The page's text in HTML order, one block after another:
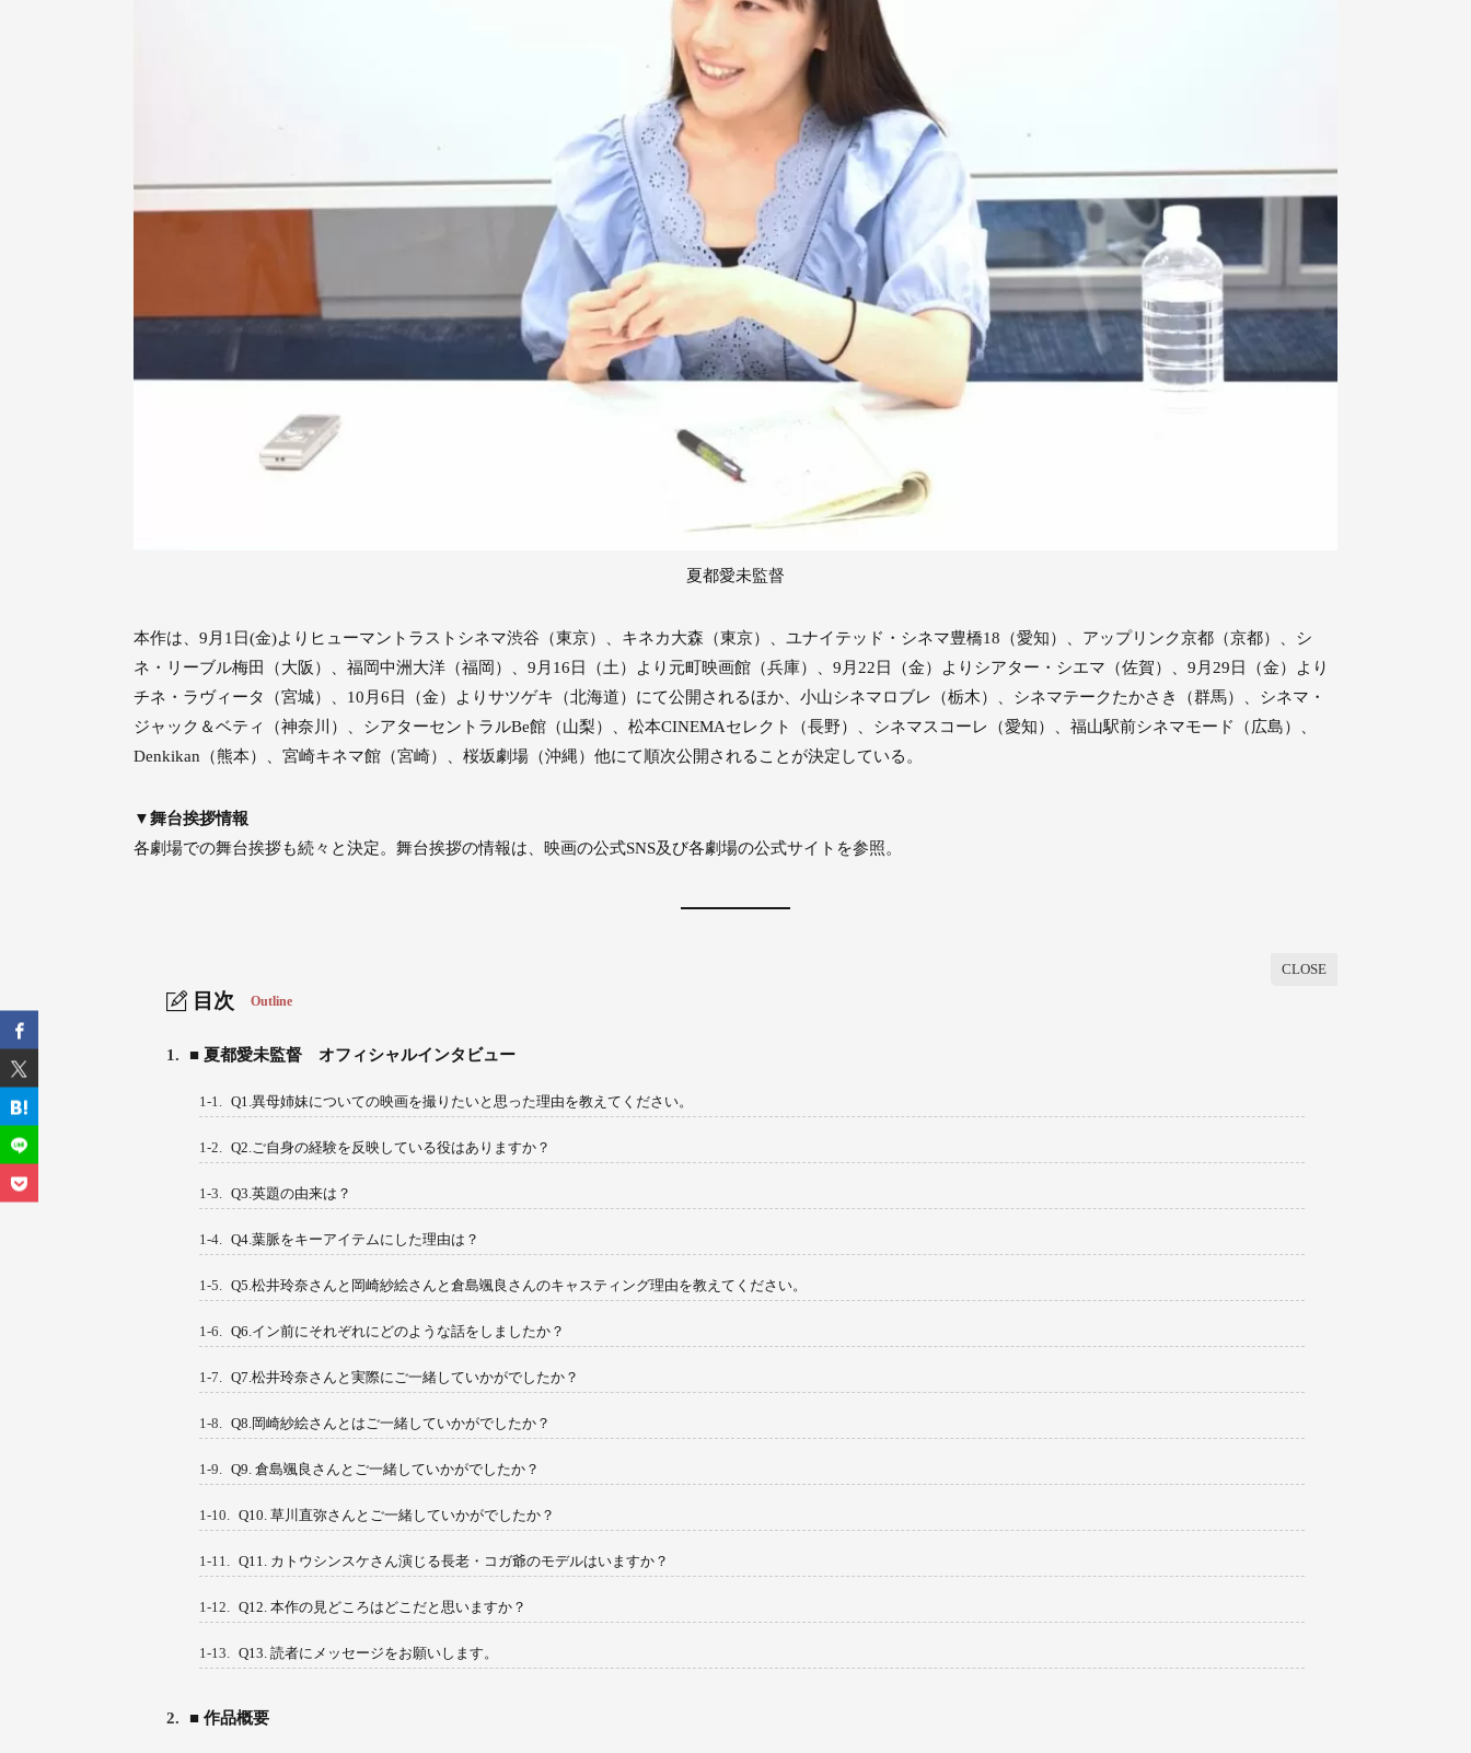
夏都愛未監督
本作は、9月1日(金)よりヒューマントラストシネマ渋谷（東京）、キネカ大森（東京）、ユナイテッド・シネマ豊橋18（愛知）、アップリンク京都（京都）、シ
ネ・リーブル梅田（大阪）、福岡中洲大洋（福岡）、9月16日（土）より元町映画館（兵庫）、9月22日（金）よりシアター・シエマ（佐賀）、9月29日（金）より
チネ・ラヴィータ（宮城）、10月6日（金）よりサツゲキ（北海道）にて公開されるほか、小山シネマロブレ（栃木）、シネマテークたかさき（群馬）、シネマ・
ジャック＆ベティ（神奈川）、シアターセントラルBe館（山梨）、松本CINEMAセレクト（長野）、シネマスコーレ（愛知）、福山駅前シネマモード（広島）、
Denkikan（熊本）、宮崎キネマ館（宮崎）、桜坂劇場（沖縄）他にて順次公開されることが決定している。
▼舞台挨拶情報
各劇場での舞台挨拶も続々と決定。舞台挨拶の情報は、映画の公式SNS及び各劇場の公式サイトを参照。
目次 Outline
1. ■ 夏都愛未監督 オフィシャルインタビュー
1-1. Q1.異母姉妹についての映画を撮りたいと思った理由を教えてください。
1-2. Q2.ご自身の経験を反映している役はありますか？
1-3. Q3.英題の由来は？
1-4. Q4.葉脈をキーアイテムにした理由は？
1-5. Q5.松井玲奈さんと岡崎紗絵さんと倉島颯良さんのキャスティング理由を教えてください。
1-6. Q6.イン前にそれぞれにどのような話をしましたか？
1-7. Q7.松井玲奈さんと実際にご一緒していかがでしたか？
1-8. Q8.岡崎紗絵さんとはご一緒していかがでしたか？
1-9. Q9. 倉島颯良さんとご一緒していかがでしたか？
1-10. Q10. 草川直弥さんとご一緒していかがでしたか？
1-11. Q11. カトウシンスケさん演じる長老・コガ爺のモデルはいますか？
1-12. Q12. 本作の見どころはどこだと思いますか？
1-13. Q13. 読者にメッセージをお願いします。
2. ■ 作品概要